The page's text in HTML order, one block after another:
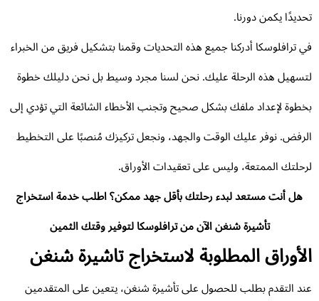
يكمن دورنا.
ترافلوسكا أدركنا جميع هذه التحديات وقمنا بتشكيل فريق من الخبراء
هذه الرحلة عليك. نحن لسنا مجرد وسيط بل نحن دليلك خطوة
لإعداد ملفك بشكل صحيح وتجنب الأخطاء الشائعة التي تؤدي إلى
نوفر عليك الوقت والجهد، ونجعل تركيزك مُنصبًا على التخطيط
الممتعة، وليس على تعقيدات الأوراق.
هل أنت مستعد لبدء رحلتك بأقل جهد ممكن؟ اطلب خدمة استخراج
تأشيرة شنغن الآن من ترافلوسكا لتوفير وقتك الثمين
المطلوبة لاستخراج تاشيرة شنغن
التقدم بطلب للحصول على تأشيرة شنغن، يتعين على المتقدمين